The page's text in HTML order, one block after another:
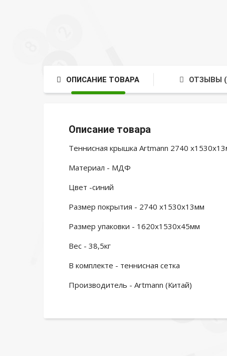
ОПИСАНИЕ ТОВАРА ОТЗЫВЫ
Описание товара
Теннисная крышка Artmann 2740
Материал - МДФ
Цвет -синий
Размер покрытия - 2740 х1530х13мм
Размер упаковки - 1620х1530х45мм
Вес - 38,5кг
В комплекте - теннисная сетка
Производитель - Artmann (Китай)